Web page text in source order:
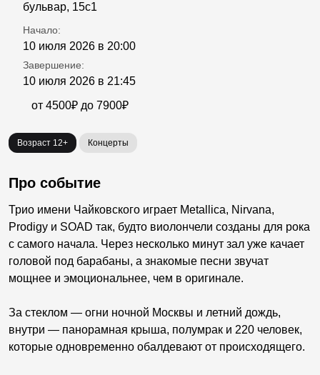
бульвар, 15с1
Начало:
10 июля 2026 в 20:00
Завершение:
10 июля 2026 в 21:45
от 4500₽ до 7900₽
Возраст 12+ Концерты
Про событие
Трио имени Чайковского играет Metallica, Nirvana,
Prodigy и SOAD так, будто виолончели созданы для рока
с самого начала. Через несколько минут зал уже качает
головой под барабаны, а знакомые песни звучат
мощнее и эмоциональнее, чем в оригинале.
За стеклом — огни ночной Москвы и летний дождь,
внутри — панорамная крыша, полумрак и 220 человек,
которые одновременно обалдевают от происходящего.